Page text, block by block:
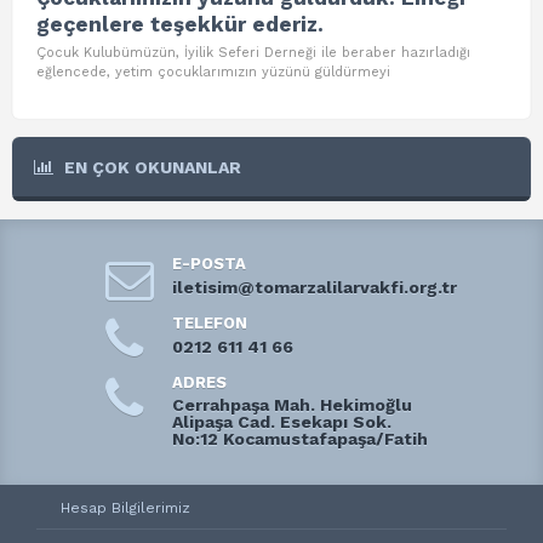
geçenlere teşekkür ederiz.
Çocuk Kulubümüzün, İyilik Seferi Derneği ile beraber hazırladığı
eğlencede, yetim çocuklarımızın yüzünü güldürmeyi
EN ÇOK OKUNANLAR
E-POSTA
iletisim@tomarzalilarvakfi.org.tr
TELEFON
0212 611 41 66
ADRES
Cerrahpaşa Mah. Hekimoğlu
Alipaşa Cad. Esekapı Sok.
No:12 Kocamustafapaşa/Fatih
Hesap Bilgilerimiz